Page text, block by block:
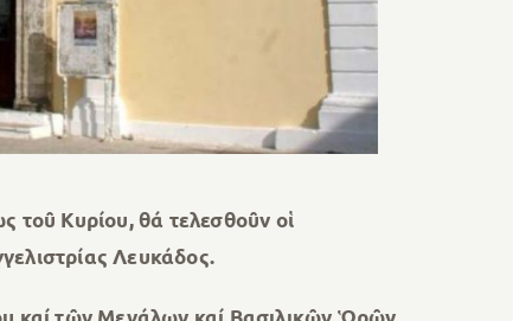
Κυρίου, θά τελεσθοῦν οἱ
Λευκάδος.